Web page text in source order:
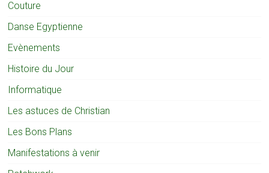
Couture
Danse Egyptienne
Evènements
Histoire du Jour
Informatique
Les astuces de Christian
Les Bons Plans
Manifestations à venir